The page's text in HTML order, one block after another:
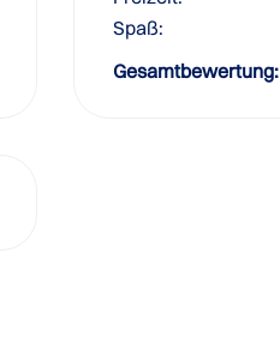
Spaß:
Gesamtbewertung: